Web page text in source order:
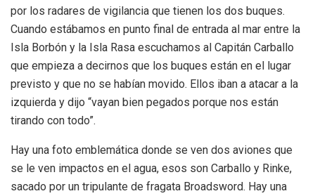
por los radares de vigilancia que tienen los dos buques.
Cuando estábamos en punto final de entrada al mar entre la
Isla Borbón y la Isla Rasa escuchamos al Capitán Carballo
que empieza a decirnos que los buques están en el lugar
previsto y que no se habían movido. Ellos iban a atacar a la
izquierda y dijo “vayan bien pegados porque nos están
tirando con todo”.
Hay una foto emblemática donde se ven dos aviones que
se le ven impactos en el agua, esos son Carballo y Rinke,
sacado por un tripulante de fragata Broadsword. Hay una